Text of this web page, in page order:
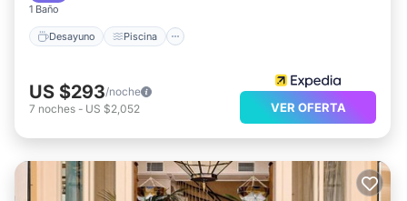
1 Baño
Desayuno Piscina
US $293/noche
7 noches - US $2,052 VER OFERTA